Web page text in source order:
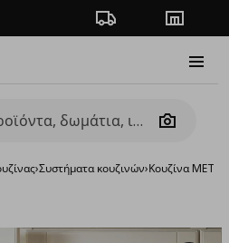
Πορεία παραγγελίας
Camera
›Συστήματα κουζινών›Κουζίνα